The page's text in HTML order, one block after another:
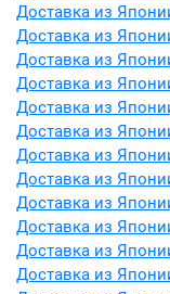
Доставка из
Доставка из
Доставка из
Доставка из
Доставка из
Доставка из
Доставка из
Доставка из
Доставка из
Доставка из
Доставка из
Доставка из